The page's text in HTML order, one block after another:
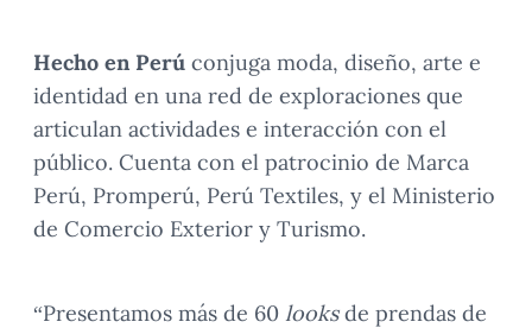
Hecho en Perú conjuga moda, diseño, arte e
identidad en una red de exploraciones que
articulan actividades e interacción con el
público. Cuenta con el patrocinio de Marca
Perú, Promperú, Perú Textiles, y el Ministerio
de Comercio Exterior y Turismo.
“Presentamos más de 60 looksde prendas de